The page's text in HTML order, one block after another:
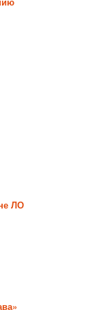
ЛО